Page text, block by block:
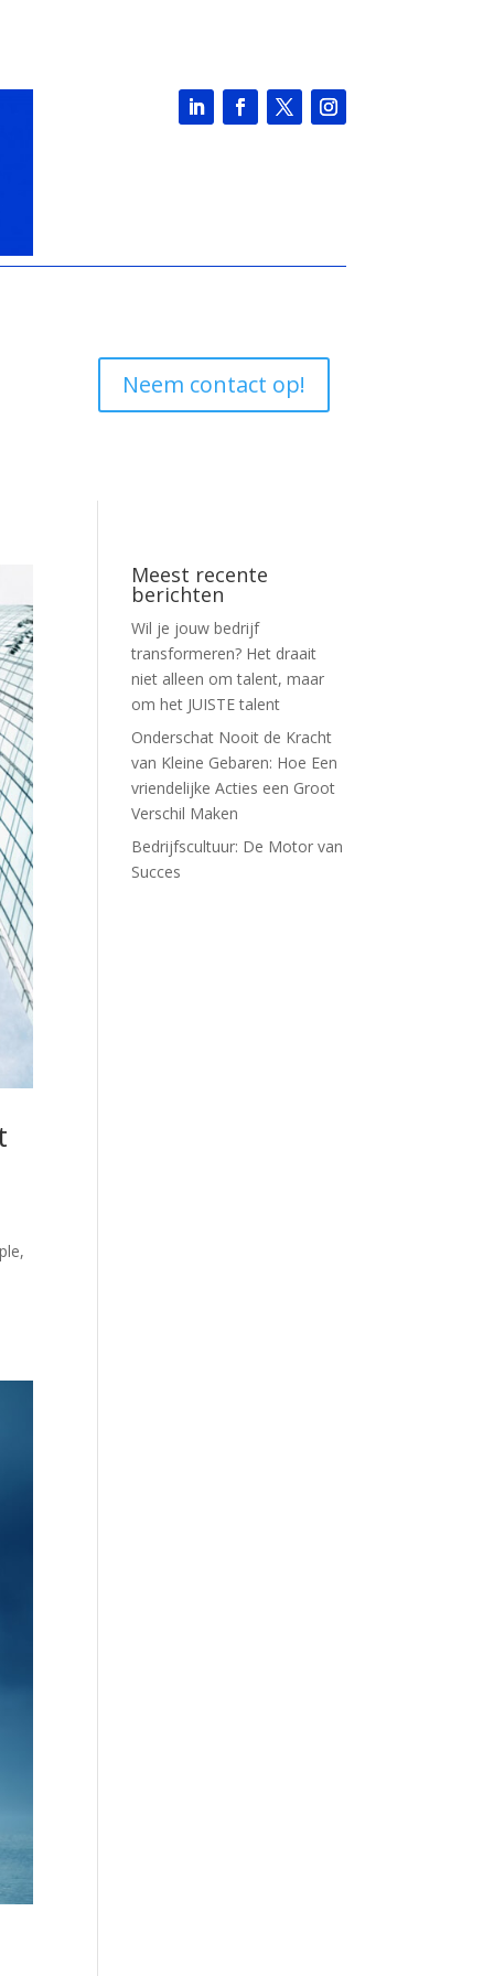
Neem contact op!
Meest recente
berichten
Wil je jouw bedrijf
transformeren? Het draait
niet alleen om talent, maar
om het JUISTE talent
Onderschat Nooit de Kracht
van Kleine Gebaren: Hoe Een
vriendelijke Acties een Groot
Verschil Maken
Bedrijfscultuur: De Motor van
Succes